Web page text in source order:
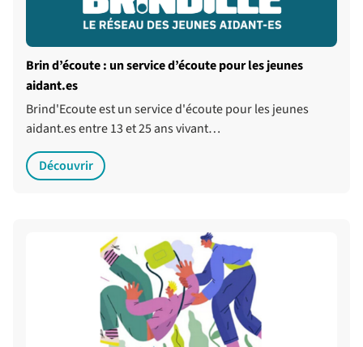
Brin d’écoute : un service d’écoute pour les jeunes
aidant.es
Brind'Ecoute est un service d'écoute pour les jeunes
aidant.es entre 13 et 25 ans vivant…
Découvrir